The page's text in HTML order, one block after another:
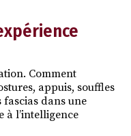
Comment
appuis, souffles
dans une
à l’intelligence